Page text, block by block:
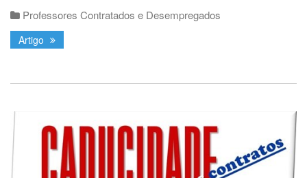
Professores Contratados e Desempregados
Artigo